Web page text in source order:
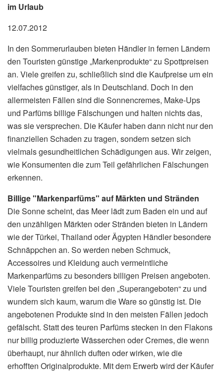
im Urlaub
12.07.2012
In den Sommerurlauben bieten Händler in fernen Ländern
den Touristen günstige „Markenprodukte“ zu Spottpreisen
an. Viele greifen zu, schließlich sind die Kaufpreise um ein
vielfaches günstiger, als in Deutschland. Doch in den
allermeisten Fällen sind die Sonnencremes, Make-Ups
und Parfüms billige Fälschungen und halten nichts das,
was sie versprechen. Die Käufer haben dann nicht nur den
finanziellen Schaden zu tragen, sondern setzen sich
vielmals gesundheitlichen Schädigungen aus. Wir zeigen,
wie Konsumenten die zum Teil gefährlichen Fälschungen
erkennen.
Billige "Markenparfüms" auf Märkten und Stränden
Die Sonne scheint, das Meer lädt zum Baden ein und auf
den unzähligen Märkten oder Stränden bieten in Ländern
wie der Türkei, Thailand oder Ägypten Händler besondere
Schnäppchen an. So werden neben Schmuck,
Accessoires und Kleidung auch vermeintliche
Markenparfüms zu besonders billigen Preisen angeboten.
Viele Touristen greifen bei den „Superangeboten“ zu und
wundern sich kaum, warum die Ware so günstig ist. Die
angebotenen Produkte sind in den meisten Fällen jedoch
gefälscht. Statt des teuren Parfüms stecken in den Flakons
nur billig produzierte Wässerchen oder Cremes, die wenn
überhaupt, nur ähnlich duften oder wirken, wie die
erhofften Originalprodukte. Mit dem Erwerb wird der Käufer